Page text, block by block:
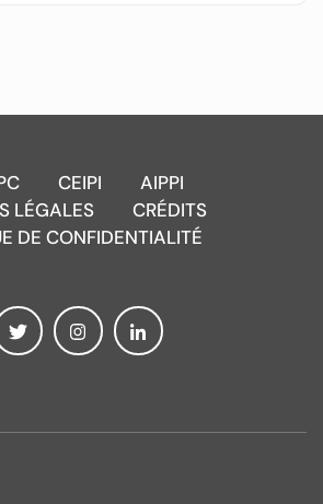
CEIPI
AIPPI
LÉGALES
CRÉDITS
DE CONFIDENTIALITÉ